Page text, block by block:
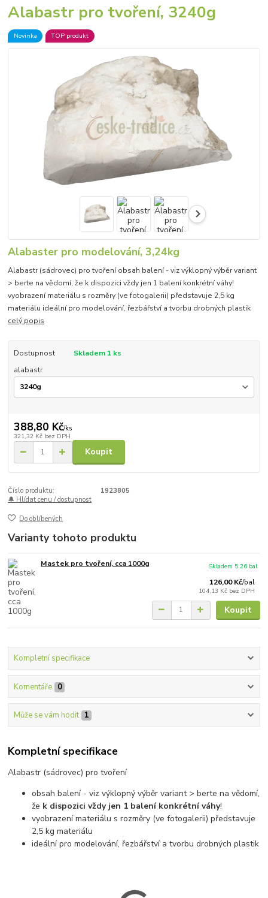
Alabastr pro tvoření, 3240g
Novinka TOP produkt
Alabaster pro modelování, 3,24kg
Alabastr (sádrovec) pro tvoření obsah balení - viz výklopný výběr variant
> berte na vědomí, že k dispozici vždy jen 1 balení konkrétní váhy!
vyobrazení materiálu s rozměry (ve fotogalerii) představuje 2,5 kg
materiálu ideální pro modelování, řezbářství a tvorbu drobných plastik
celý popis
Dostupnost
Skladem 1 ks
alabastr
388,80 Kč/ks
321,32 Kč bez DPH
Koupit
Číslo produktu:
1923805
🔔 Hlídat cenu / dostupnost
Do oblíbených
Varianty tohoto produktu
Mastek pro tvoření, cca 1000g
126,00 Kč/bal
104,13 Kč bez DPH
Skladem 5.26 bal
Koupit
Kompletní specifikace
Komentáře 0
Může se vám hodit 1
Kompletní specifikace
Alabastr (sádrovec) pro tvoření
obsah balení - viz výklopný výběr variant > berte na vědomí,
že k dispozici vždy jen 1 balení konkrétní váhy!
vyobrazení materiálu s rozměry (ve fotogalerii) představuje
2,5 kg materiálu
ideální pro modelování, řezbářství a tvorbu drobných plastik